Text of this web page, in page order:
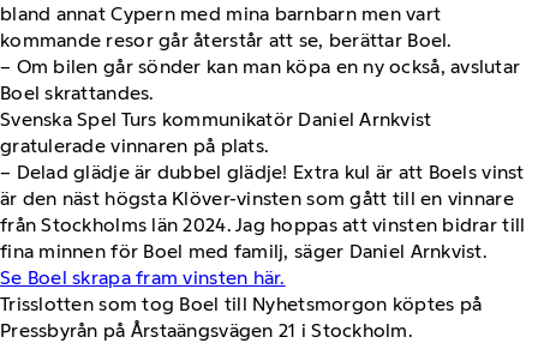
bland annat Cypern med mina barnbarn men vart
kommande resor går återstår att se, berättar Boel.
– Om bilen går sönder kan man köpa en ny också, avslutar
Boel skrattandes.
Svenska Spel Turs kommunikatör Daniel Arnkvist
gratulerade vinnaren på plats.
– Delad glädje är dubbel glädje! Extra kul är att Boels vinst
är den näst högsta Klöver-vinsten som gått till en vinnare
från Stockholms län 2024. Jag hoppas att vinsten bidrar till
fina minnen för Boel med familj, säger Daniel Arnkvist.
Se Boel skrapa fram vinsten här.
Trisslotten som tog Boel till Nyhetsmorgon köptes på
Pressbyrån på Årstaängsvägen 21 i Stockholm.